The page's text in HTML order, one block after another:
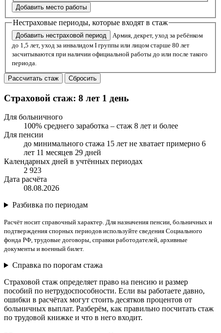
Добавить место работы
Нестраховые периоды, которые входят в стаж
Добавить нестраховой период
Армия, декрет, уход за ребёнком
до 1,5 лет, уход за инвалидом I группы или лицом старше 80 лет
засчитываются при наличии официальной работы до или после такого
периода.
Рассчитать стаж Сбросить
Страховой стаж: 8 лет 1 день
Для больничного
100% среднего заработка – стаж 8 лет и более
Для пенсии
до минимального стажа 15 лет не хватает примерно 6
лет 11 месяцев 29 дней
Календарных дней в учтённых периодах
2 923
Дата расчёта
08.08.2026
Разбивка по периодам
Расчёт носит справочный характер. Для назначения пенсии, больничных и
подтверждения спорных периодов используйте сведения Социального
фонда РФ, трудовые договоры, справки работодателей, архивные
документы и военный билет.
Справка по порогам стажа
Страховой стаж определяет право на пенсию и размер
пособий по нетрудоспособности. Если вы работаете давно,
ошибки в расчётах могут стоить десятков процентов от
больничных выплат. Разберём, как правильно посчитать стаж
по трудовой книжке и что в него входит.